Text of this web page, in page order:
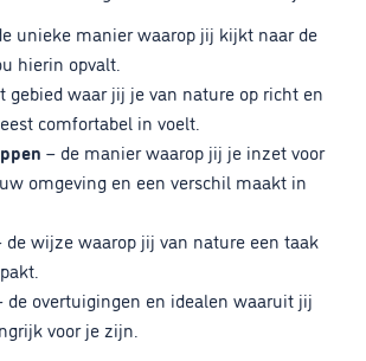
unieke manier waarop jij kijkt naar de
hierin opvalt.
gebied waar jij je van nature op richt en
comfortabel in voelt.
– de manier waarop jij je inzet voor
omgeving en een verschil maakt in
de wijze waarop jij van nature een taak
de overtuigingen en idealen waaruit jij
voor je zijn.